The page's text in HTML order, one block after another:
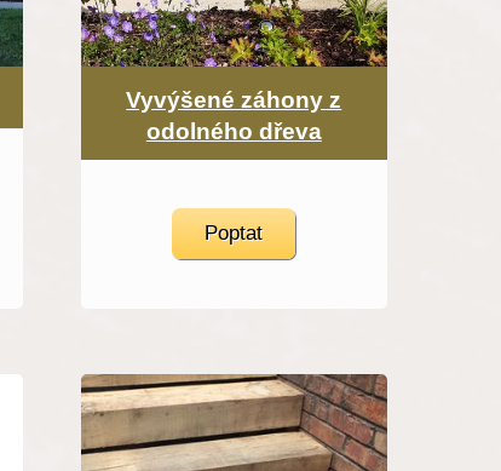
Vyvýšené záhony z
odolného dřeva
Poptat